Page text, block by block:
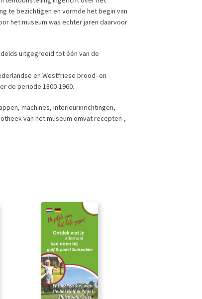
te bezichtigen en vormde het begin van
het museum was echter jaren daarvoor
uitgegroeid tot één van de
en Westfriese brood- en
de periode 1800-1960.
machines, interieurinrichtingen,
van het museum omvat recepten-,